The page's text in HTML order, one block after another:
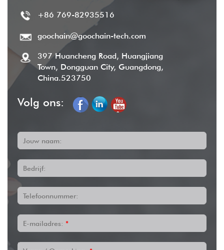
+86 769-82935516
goochain@goochain-tech.com
397 Huancheng Road, Huangjiang
Town, Dongguan City, Guangdong,
China.523750
Volg ons:
Jouw naam:
Bedrijf:
Telefoonnummer:
E-mailadres: *